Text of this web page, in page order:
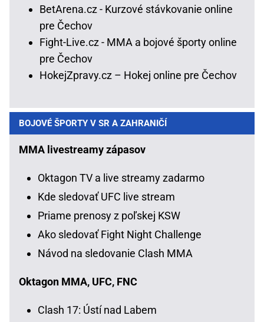
BetArena.cz - Kurzové stávkovanie online
pre Čechov
Fight-Live.cz - MMA a bojové športy online
pre Čechov
HokejZpravy.cz – Hokej online pre Čechov
BOJOVÉ ŠPORTY V SR A ZAHRANIČÍ
MMA livestreamy zápasov
Oktagon TV a live streamy zadarmo
Kde sledovať UFC live stream
Priame prenosy z poľskej KSW
Ako sledovať Fight Night Challenge
Návod na sledovanie Clash MMA
Oktagon MMA, UFC, FNC
Clash 17: Ústí nad Labem